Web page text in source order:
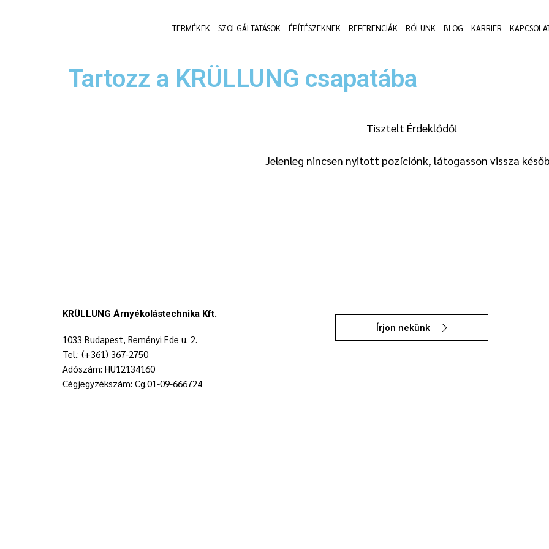
TERMÉKEK SZOLGÁLTATÁSOK ÉPÍTÉSZEKNEK REFERENCIÁK RÓLUNK BLOG KARRIER
Tartozz a KRÜLLUNG csapatába
Tisztelt Érdeklődő!
Jelenleg nincsen nyitott pozíciónk, látogasson vissza
KRÜLLUNG Árnyékolástechnika Kft.
1033 Budapest, Reményi Ede u. 2.
Tel.: (+361) 367-2750
Adószám: HU12134160
Cégjegyzékszám: Cg.01-09-666724
Írjon nekünk